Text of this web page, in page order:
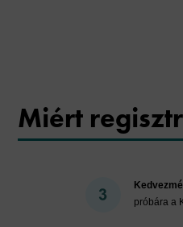
Miért
próbára a